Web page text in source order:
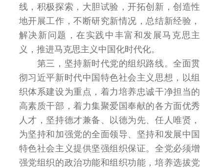
线，积极探索，大胆试验，开拓创新，创造性
地开展工作，不断研究新情况，总结新经验，
解决新问题，在实践中丰富和发展马克思主
义，推进马克思主义中国化时代化。
第三，坚持新时代党的组织路线。全面贯
彻习近平新时代中国特色社会主义思想，以组
织体系建设为重点，着力培养忠诚干净担当的
高素质干部，着力集聚爱国奉献的各方面优秀
人才，坚持德才兼备、以德为先、任人唯贤，
为坚持和加强党的全面领导、坚持和发展中国
特色社会主义提供坚强组织保证。全党必须增
强党组织的政治功能和组织功能，培养选拔党